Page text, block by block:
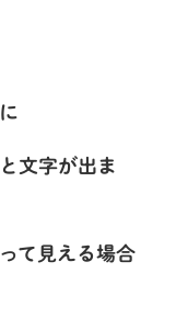
文字が出ま
て見える場合